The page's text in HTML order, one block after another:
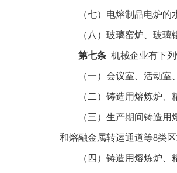
（七）电熔制品电炉的
（八）玻璃窑炉、玻
第七条 机械企业有下
（一）会议室、活动
（二）铸造用熔炼炉
（三）生产期间铸造
和熔融金属转运通道等8类区
（四）铸造用熔炼炉